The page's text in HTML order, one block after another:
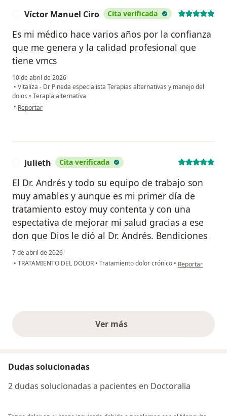
Víctor Manuel Ciro Cita verificada
Es mi médico hace varios años por la confianza
que me genera y la calidad profesional que
tiene vmcs
10 de abril de 2026
• Vitaliza - Dr Pineda especialista Terapias alternativas y manejo del
dolor. • Terapia alternativa
• en opinión del usuario Víctor Manuel Ciro
Reportar
Julieth Cita verificada
El Dr. Andrés y todo su equipo de trabajo son
muy amables y aunque es mi primer día de
tratamiento estoy muy contenta y con una
espectativa de mejorar mi salud gracias a ese
don que Dios le dió al Dr. Andrés. Bendiciones
7 de abril de 2026
• TRATAMIENTO DEL DOLOR • Tratamiento dolor crónico • en opinión del
Reportar
Ver másopiniones anteriores
Dudas solucionadas
2 dudas solucionadas a pacientes en Doctoralia